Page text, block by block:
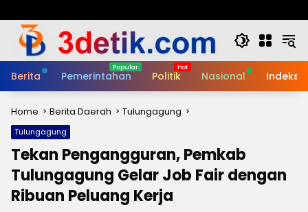
Berita Pemerintahan Politik Nasional Indeks
Home Berita Daerah Tulungagung
Tulungagung
Tekan Pengangguran, Pemkab
Tulungagung Gelar Job Fair dengan
Ribuan Peluang Kerja